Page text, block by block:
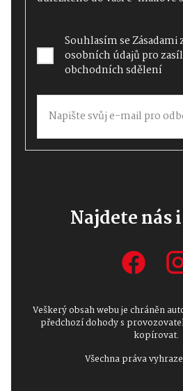
Souhlasím seZásadami
osobních údajůpro
obchodních sdělení
Najdete nás
Veškerý obsah webu je chráněn
předchozí dohody s
kopírovat.
Všechna práva